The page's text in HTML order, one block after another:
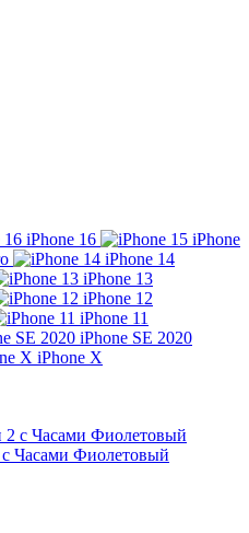
iPhone 16
iPhone
iPhone 14
iPhone 13
iPhone 12
iPhone 11
iPhone SE 2020
iPhone X
Часами Фиолетовый